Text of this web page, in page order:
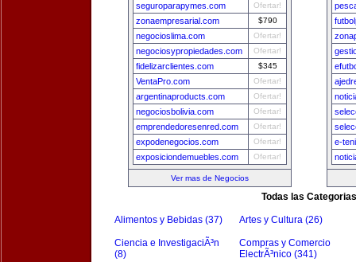
seguroparapymes.com Ofertar!
zonaempresarial.com $790
negocioslima.com Ofertar!
negociosypropiedades.com Ofertar!
fidelizarclientes.com $345
VentaPro.com Ofertar!
argentinaproducts.com Ofertar!
negociosbolivia.com Ofertar!
emprendedoresenred.com Ofertar!
expodenegocios.com Ofertar!
exposiciondemuebles.com Ofertar!
Ver mas de Negocios
e-
Todas las Categorias
Alimentos y Bebidas (37) Artes y Cultura (26)
Ciencia e InvestigaciÃ³n
(8)
Compras y Comercio
ElectrÃ³nico (341)